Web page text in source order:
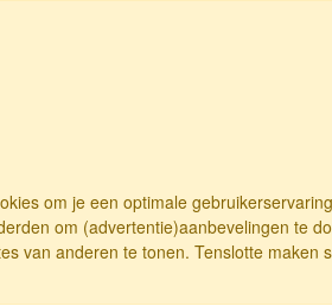
om je een optimale
om (advertentie)aanbevelingen te
van anderen te tonen. Tenslotte